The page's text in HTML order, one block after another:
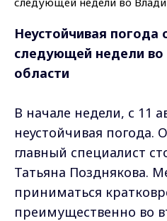
Неустойчивая погода
следующей недели
области
В начале недели, с 11
неустойчивая погода.
главный специалист
Татьяна Позднякова.
приниматься
преимущественно во